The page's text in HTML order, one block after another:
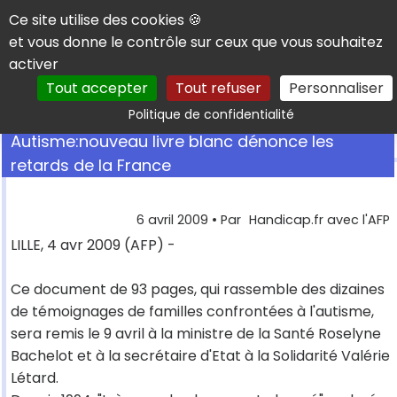
Panneau de gestion des cookies
Ce site utilise des cookies 🍪
et vous donne le contrôle sur ceux que vous souhaitez
activer
Tout accepter
Tout refuser Personnaliser
Politique de confidentialitéRechercher
Autisme:nouveau livre blanc dénonce les
retards de la France
6 avril 2009 • Par Handicap.fr avec l'AFP
LILLE, 4 avr 2009 (AFP) -
Ce document de 93 pages, qui rassemble des dizaines
de témoignages de familles confrontées à l'autisme,
sera remis le 9 avril à la ministre de la Santé Roselyne
Bachelot et à la secrétaire d'Etat à la Solidarité Valérie
Létard.